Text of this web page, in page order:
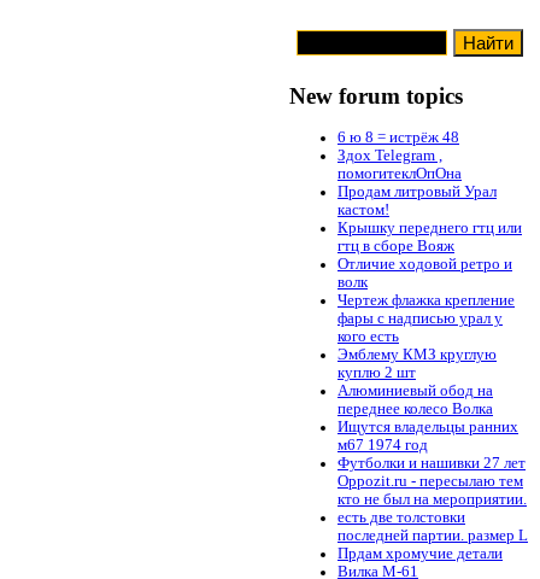
New forum topics
6 ю 8 = истрёж 48
Здох Telegram ,
помогитеклОпОна
Продам литровый Урал
кастом!
Крышку переднего гтц или
гтц в сборе Вояж
Отличие ходовой ретро и
волк
Чертеж флажка крепление
фары с надписью урал у
кого есть
Эмблему КМЗ круглую
куплю 2 шт
Алюминиевый обод на
переднее колесо Волка
Ищутся владельцы ранних
м67 1974 год
Футболки и нашивки 27 лет
Oppozit.ru - пересылаю тем
кто не был на мероприятии.
есть две толстовки
последней партии. размер L
Прдам хромучие детали
Вилка М-61